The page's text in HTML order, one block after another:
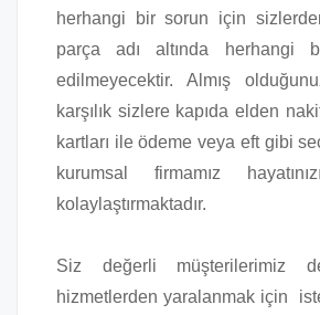
herhangi bir sorun için
parça adı altında herhangi
edilmeyecektir. Almış
karşılık sizlere kapıda elden
kartları ile ödeme veya eft gibi
kurumsal firmamız
kolaylaştırmaktadır.
Siz değerli müşterilerimiz
hizmetlerden yaralanmak için